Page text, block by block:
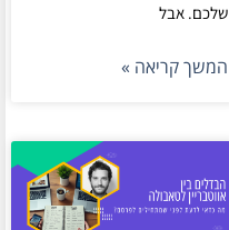
שלכם. אבל
המשך קריאה »